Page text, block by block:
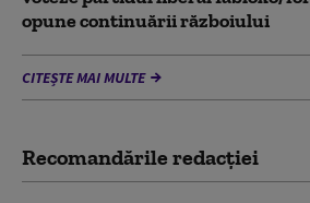
opune continuării războiului
CITEȘTE MAI MULTE
Recomandările redacţiei